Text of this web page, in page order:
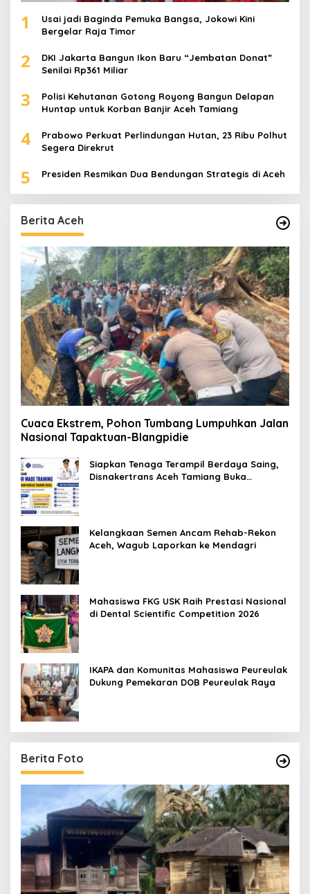
1
Usai jadi Baginda Pemuka Bangsa, Jokowi Kini
Bergelar Raja Timor
2
DKI Jakarta Bangun Ikon Baru “Jembatan Donat”
Senilai Rp361 Miliar
3
Polisi Kehutanan Gotong Royong Bangun Delapan
Huntap untuk Korban Banjir Aceh Tamiang
4
Prabowo Perkuat Perlindungan Hutan, 23 Ribu Polhut
Segera Direkrut
5 Presiden Resmikan Dua Bendungan Strategis di Aceh
Berita Aceh
Cuaca Ekstrem, Pohon Tumbang Lumpuhkan Jalan
Nasional Tapaktuan-Blangpidie
Siapkan Tenaga Terampil Berdaya Saing,
Disnakertrans Aceh Tamiang Buka
Kelangkaan Semen Ancam Rehab-Rekon
Aceh, Wagub Laporkan ke Mendagri
Mahasiswa FKG USK Raih Prestasi Nasional
di Dental Scientific Competition 2026
IKAPA dan Komunitas Mahasiswa Peureulak
Dukung Pemekaran DOB Peureulak Raya
Berita Foto